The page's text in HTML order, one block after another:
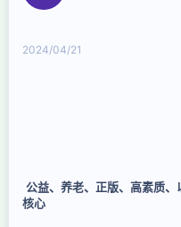
2024/04/21
公益、养老、正版、高素质
核心